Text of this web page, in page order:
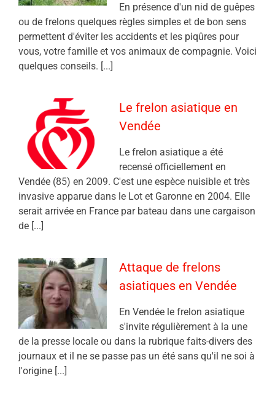
En présence d'un nid de guêpes
ou de frelons quelques règles simples et de bon sens
permettent d'éviter les accidents et les piqûres pour
vous, votre famille et vos animaux de compagnie. Voici
quelques conseils. [...]
Le frelon asiatique en
Vendée
Le frelon asiatique a été
recensé officiellement en
Vendée (85) en 2009. C'est une espèce nuisible et très
invasive apparue dans le Lot et Garonne en 2004. Elle
serait arrivée en France par bateau dans une cargaison
de [...]
Attaque de frelons
asiatiques en Vendée
En Vendée le frelon asiatique
s'invite régulièrement à la une
de la presse locale ou dans la rubrique faits-divers des
journaux et il ne se passe pas un été sans qu'il ne soi à
l'origine [...]